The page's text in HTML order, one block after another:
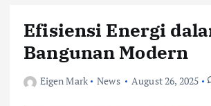
Efisiensi Energi
Bangunan Modern
Eigen Mark News August 26, 2025